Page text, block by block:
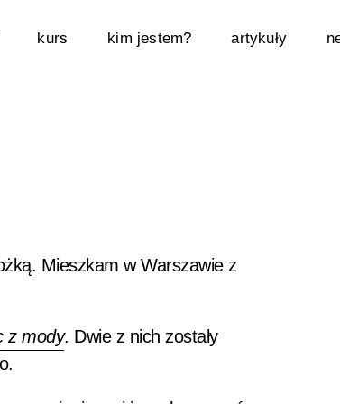
kurs kim jestem? artykuły
Mieszkam w Warszawie z
z mody. Dwie z nich zostały